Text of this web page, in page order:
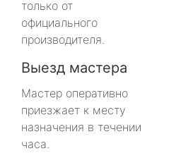
только от
официального
производителя.
Выезд мастера
Мастер оперативно
приезжает к месту
назначения в течении
часа.